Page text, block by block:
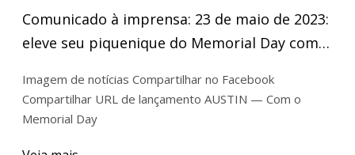
Comunicado à imprensa: 23 de maio de 2023:
eleve seu piquenique do Memorial Day com o
Imagem de notícias Compartilhar no Facebook
Compartilhar URL de lançamento AUSTIN — Com o
Memorial Day